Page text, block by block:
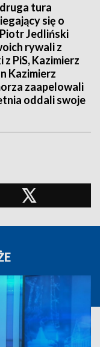
tura
się o
Jedliński
rywali z
PiS, Kazimierz
Kazimierz
zaapelowali
oddali swoje